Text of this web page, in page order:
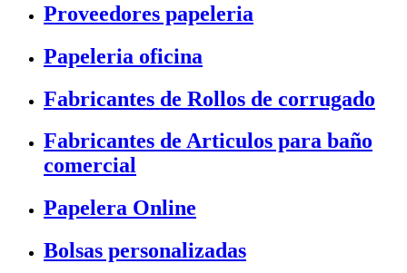
Proveedores papeleria
Papeleria oficina
Fabricantes de Rollos de corrugado
Fabricantes de Articulos para baño
comercial
Papelera Online
Bolsas personalizadas